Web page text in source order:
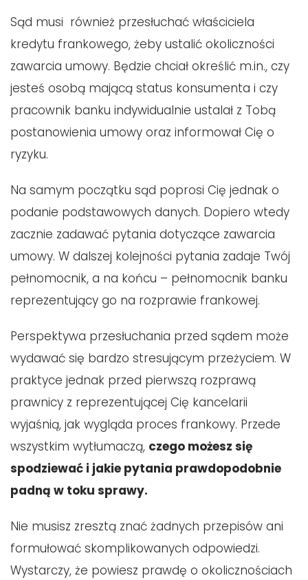
Sąd musi również przesłuchać właściciela
kredytu frankowego, żeby ustalić okoliczności
zawarcia umowy. Będzie chciał określić m.in., czy
jesteś osobą mającą status konsumenta i czy
pracownik banku indywidualnie ustalał z Tobą
postanowienia umowy oraz informował Cię o
ryzyku.
Na samym początku sąd poprosi Cię jednak o
podanie podstawowych danych. Dopiero wtedy
zacznie zadawać pytania dotyczące zawarcia
umowy. W dalszej kolejności pytania zadaje Twój
pełnomocnik, a na końcu – pełnomocnik banku
reprezentujący go na rozprawie frankowej.
Perspektywa przesłuchania przed sądem może
wydawać się bardzo stresującym przeżyciem. W
praktyce jednak przed pierwszą rozprawą
prawnicy z reprezentującej Cię kancelarii
wyjaśnią, jak wygląda proces frankowy. Przede
wszystkim wytłumaczą, czego możesz się
spodziewać i jakie pytania prawdopodobnie
padną w toku sprawy.
Nie musisz zresztą znać żadnych przepisów ani
formułować skomplikowanych odpowiedzi.
Wystarczy, że powiesz prawdę o okolicznościach